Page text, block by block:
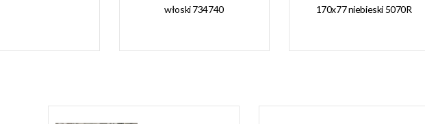
włoski 734740
170x77 niebieski 5070R